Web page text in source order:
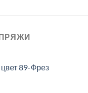
89-Фрез